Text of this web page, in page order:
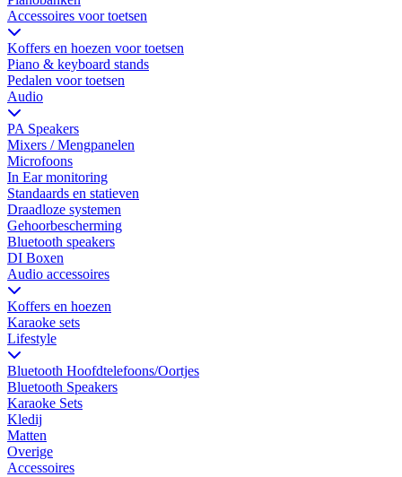
Accessoires voor toetsen
Koffers en hoezen voor toetsen
Piano & keyboard stands
Pedalen voor toetsen
Audio
PA Speakers
Mixers / Mengpanelen
Microfoons
In Ear monitoring
Standaards en statieven
Draadloze systemen
Gehoorbescherming
Bluetooth speakers
DI Boxen
Audio accessoires
Koffers en hoezen
Karaoke sets
Lifestyle
Bluetooth Hoofdtelefoons/Oortjes
Bluetooth Speakers
Karaoke Sets
Kledij
Matten
Overige
Accessoires